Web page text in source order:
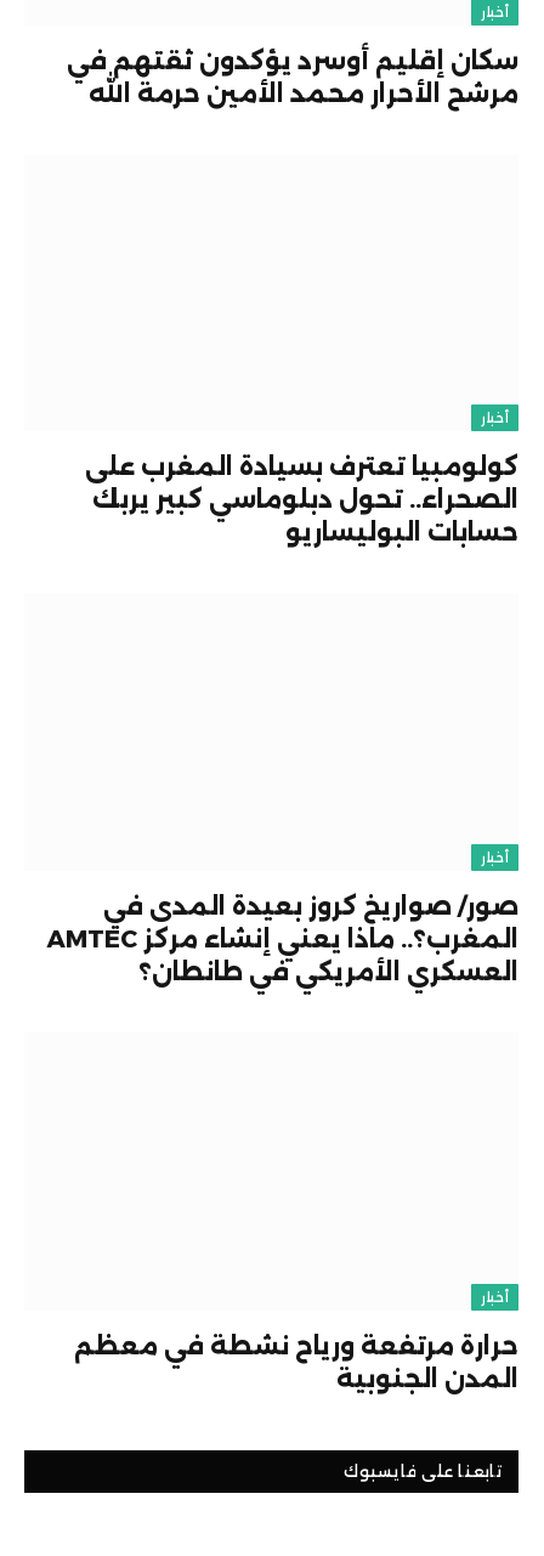
أخبار
سكان إقليم أوسرد يؤكدون ثقتهم في
مرشح الأحرار محمد الأمين حرمة الله
أخبار
كولومبيا تعترف بسيادة المغرب على
الصحراء.. تحول دبلوماسي كبير يربك
حسابات البوليساريو
أخبار
صور/ صواريخ كروز بعيدة المدى في
المغرب؟.. ماذا يعني إنشاء مركز AMTEC
العسكري الأمريكي في طانطان؟
أخبار
حرارة مرتفعة ورياح نشطة في معظم
المدن الجنوبية
تابعنا على فايسبوك